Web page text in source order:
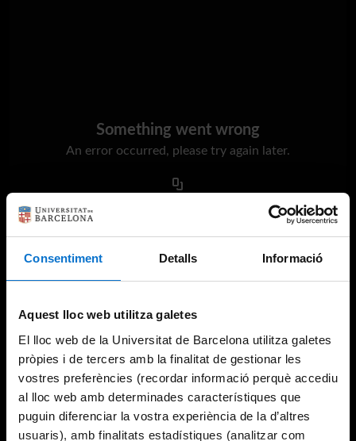
Consentiment Detalls Informació
Aquest lloc web utilitza galetes
El lloc web de la Universitat de Barcelona utilitza galetes
pròpies i de tercers amb la finalitat de gestionar les
vostres preferències (recordar informació perquè accediu
al lloc web amb determinades característiques que
puguin diferenciar la vostra experiència de la d’altres
usuaris), amb finalitats estadístiques (analitzar com
Something went wrong
An error occurred, please try again later.